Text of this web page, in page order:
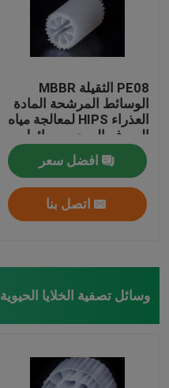
PE08 الثقيلة MBBR
الوسائط المرشحة المادة
العذراء HIPS لمعالجة مياه
الصرف الصحي وسائط
الكتلة الحيوية الملونة
البيضاء
افضل سعر
اتصل بنا
وسائل تصفية الخلايا الحيوية